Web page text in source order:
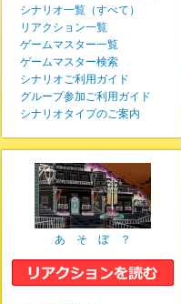
シナリオ一覧（すべて）
リアクション一覧
ゲームマスター一覧
ゲームマスター検索
シナリオご利用ガイド
グループ参加ご利用ガイド
シナリオタイプのご案内
あ そ ぼ ？